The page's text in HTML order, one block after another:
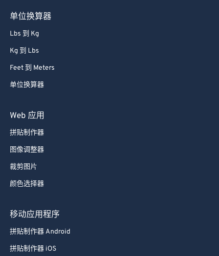
单位换算器
Lbs 到 Kg
Kg 到 Lbs
Feet 到 Meters
单位换算器
Web 应用
拼贴制作器
图像调整器
裁剪图片
颜色选择器
移动应用程序
拼贴制作器 Android
拼贴制作器 iOS